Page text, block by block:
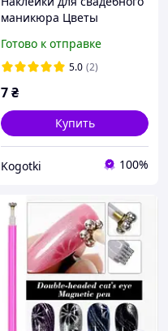
маникюра Цветы
Готово к отправке
5.0 (2)
7₴
Купить
Kogotki 100%